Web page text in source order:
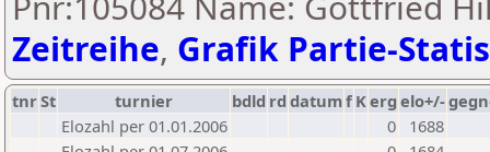
Zeitreihe, Grafik Partie-
tnrSt turnier bdld rd datumf Kerg elo+/-
Elozahl per 01.01.2006
0
1688